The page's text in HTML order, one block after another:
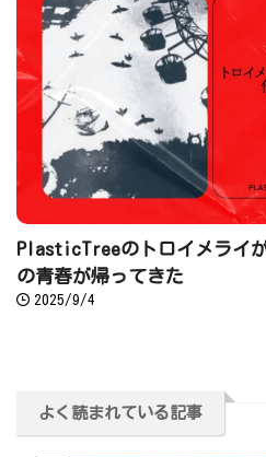
PlasticTreeのトロイメライ
の青春が帰ってきた
2025/9/4
よく読まれている記事